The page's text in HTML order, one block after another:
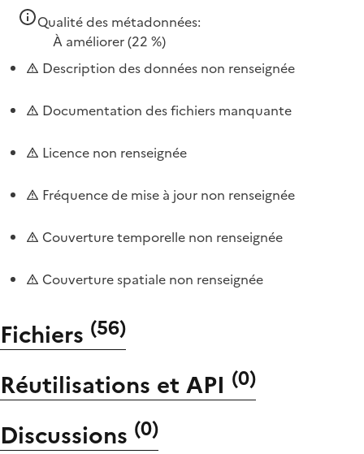
Qualité des métadonnées:
À améliorer(22 %)
Description des données non renseignée
Documentation des fichiers manquante
Licence non renseignée
Fréquence de mise à jour non renseignée
Couverture temporelle non renseignée
Couverture spatiale non renseignée
Fichiers (56)
Réutilisations et API (0)
Discussions (0)